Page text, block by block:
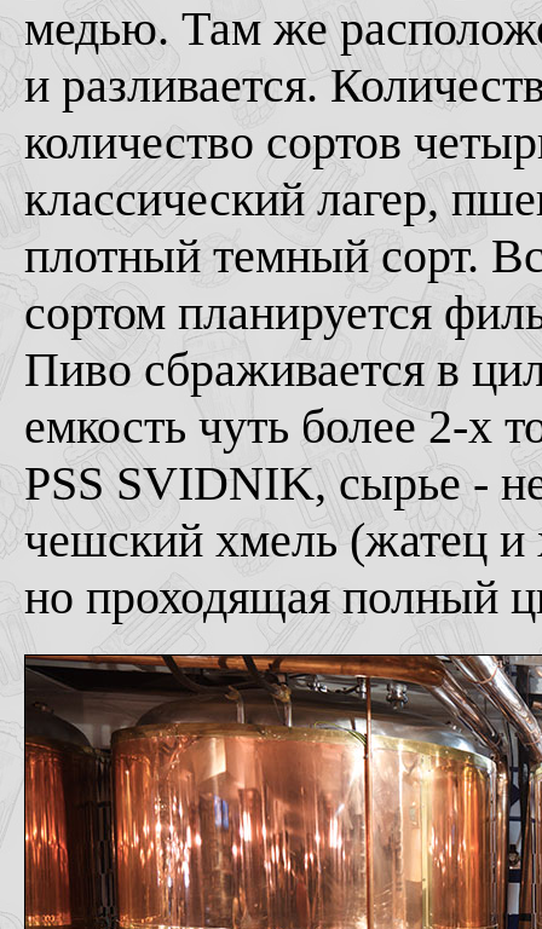
медью. Там же
и разливается.
количество сортов
классический лагер,
плотный темный сорт.
сортом планируется
Пиво сбраживается в
емкость чуть более 2-х
PSS SVIDNIK, сырье -
чешский хмель (жатец и
но проходящая полный